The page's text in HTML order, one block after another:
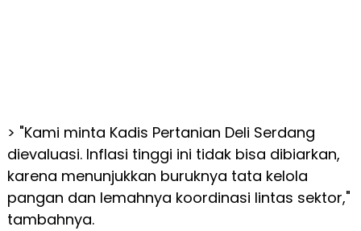
> "Kami minta Kadis Pertanian Deli Serdang
dievaluasi. Inflasi tinggi ini tidak bisa dibiarkan,
karena menunjukkan buruknya tata kelola
pangan dan lemahnya koordinasi lintas sektor,"
tambahnya.